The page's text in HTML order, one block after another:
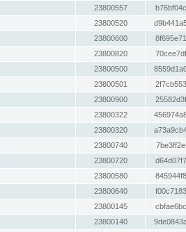
23800557
23800520
23800600
23800820
23800500
23800501
23800900
23800322
23800320
23800740
23800720
23800580
23800640
23800145
23800140